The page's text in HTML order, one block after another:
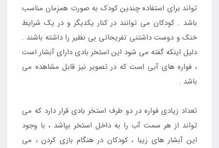
تواند برای استفاده چندین کودک به صورت همزمان مناسب
باشد . کودکان می توانند در کنار یکدیگر و در یک شرایط
خنک و دوست داشتنی تفریحاتی بی نظیر را داشته باشند .
دلیل اینکه گفته می شود این استخر بادی دارای آبشار است
، فواره های آبی است که در تصویر نیز قابل مشاهده می
باشد .
تعداد زیادی فواره در دو طرف استخر بادی قرار دارد که می
تواند از هر سمت آب را به داخل استخر بپاشد ، با وجود
این آبشار های زیبا ، کودکان در هنگام بازی کردن ، می